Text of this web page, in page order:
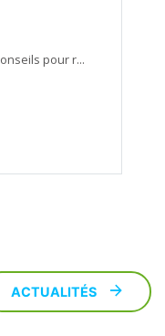
pour r...
ACTUALITÉS